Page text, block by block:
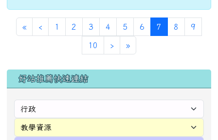
«第一頁
‹ 上一頁
1 2 3 4 5 6 7 (目前頁次)
8 9
10 ›下一頁
»最後頁
左邊區域內容
好站推薦快速連結